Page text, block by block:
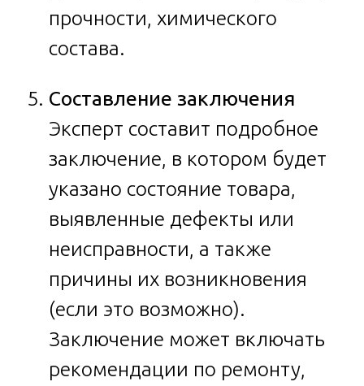
прочности, химического
состава.
Составление заключения
Эксперт составит подробное
заключение, в котором будет
указано состояние товара,
выявленные дефекты или
неисправности, а также
причины их возникновения
(если это возможно).
Заключение может включать
рекомендации по ремонту,